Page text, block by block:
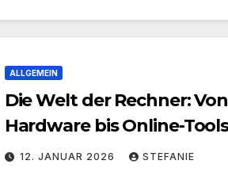
ALLGEMEIN
Die Welt der Rechner: Von
Hardware bis Online-
12. JANUAR 2026 STEFANIE